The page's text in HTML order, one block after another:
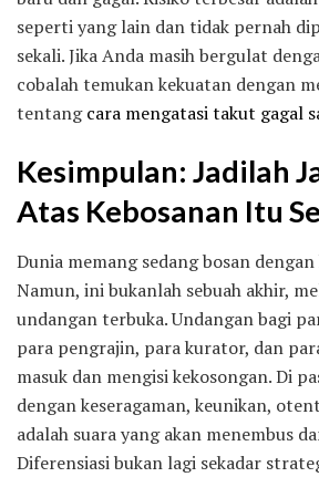
seperti yang lain dan tidak pernah
sekali. Jika Anda masih bergulat
cobalah temukan kekuatan dengan
tentangcara mengatasi takut gagal
Kesimpulan: Jadilah
Atas Kebosanan Itu
Dunia memang sedang bosan
Namun, ini bukanlah sebuah akhir,
undangan terbuka. Undangan bagi
para pengrajin, para kurator, dan
masuk dan mengisi kekosongan. Di
dengan keseragaman, keunikan,
adalah suara yang akan menembus
Diferensiasi bukan lagi sekadar